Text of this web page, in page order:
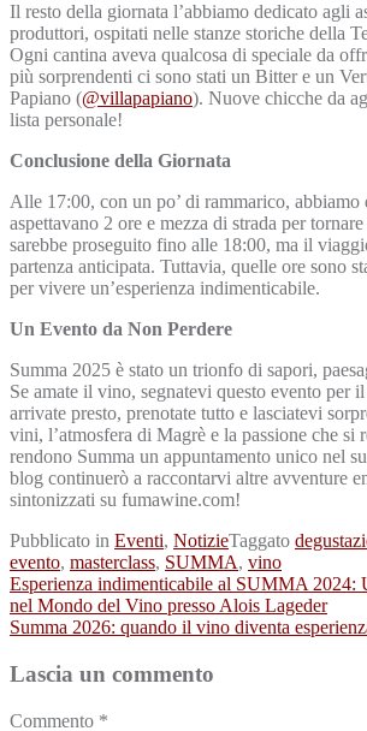
Il resto della giornata l’abbiamo dedicato agli
produttori, ospitati nelle stanze storiche della
Ogni cantina aveva qualcosa di speciale da
più sorprendenti ci sono stati un Bitter e un
Papiano (@villapapiano). Nuove chicche da
lista personale!
Conclusione della Giornata
Alle 17:00, con un po’ di rammarico,
aspettavano 2 ore e mezza di strada per
sarebbe proseguito fino alle 18:00, ma il
partenza anticipata. Tuttavia, quelle ore sono
per vivere un’esperienza indimenticabile.
Un Evento da Non Perdere
Summa 2025 è stato un trionfo di sapori,
Se amate il vino, segnatevi questo evento per
arrivate presto, prenotate tutto e lasciatevi
vini, l’atmosfera di Magrè e la passione che si
rendono Summa un appuntamento unico nel
blog continuerò a raccontarvi altre avventure
sintonizzati su fumawine.com!
Pubblicato in Eventi, NotizieTaggato
evento, masterclass, SUMMA, vino
Navigazione
articoli
Esperienza indimenticabile al SUMMA 2024:
nel Mondo del Vino presso Alois Lageder
Summa 2026: quando il vino diventa
Lascia un commento
Commento *